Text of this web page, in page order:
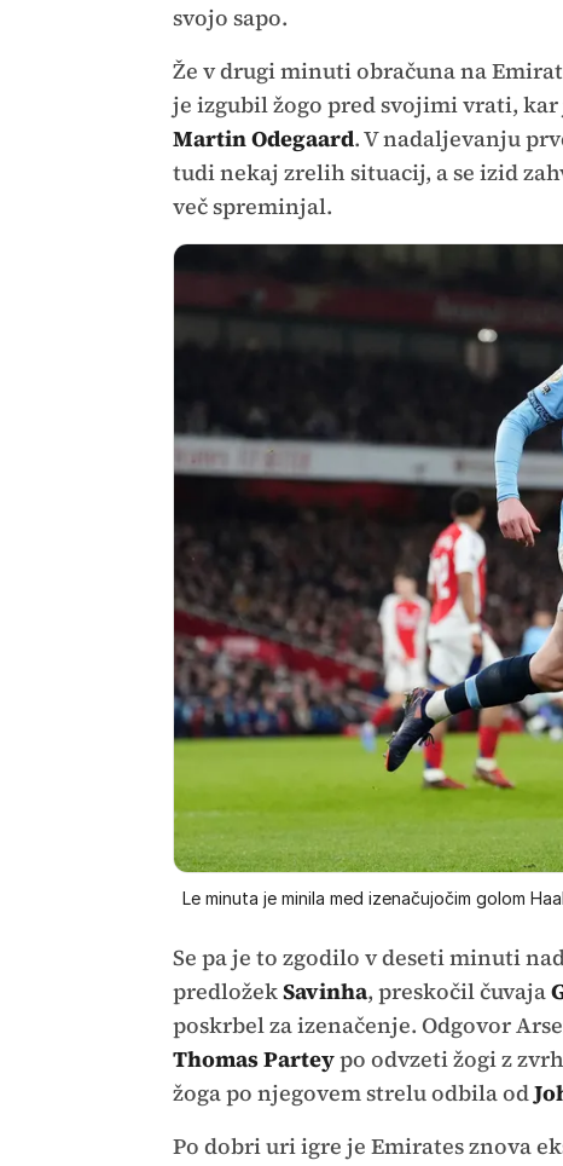
svojo sapo.
Že v drugi minuti obračuna na
je izgubil žogo pred svojimi vrati,
Martin Odegaard. V nadaljevanju
tudi nekaj zrelih situacij, a se izid
več spreminjal.
Le minuta je minila med izenačujočim golom
Se pa je to zgodilo v deseti minuti
predložekSavinha, preskočil čuvaja
poskrbel za izenačenje. Odgovor
Thomas Parteypo odvzeti žogi z
žoga po njegovem strelu odbila od
Po dobri uri igre je Emirates znova